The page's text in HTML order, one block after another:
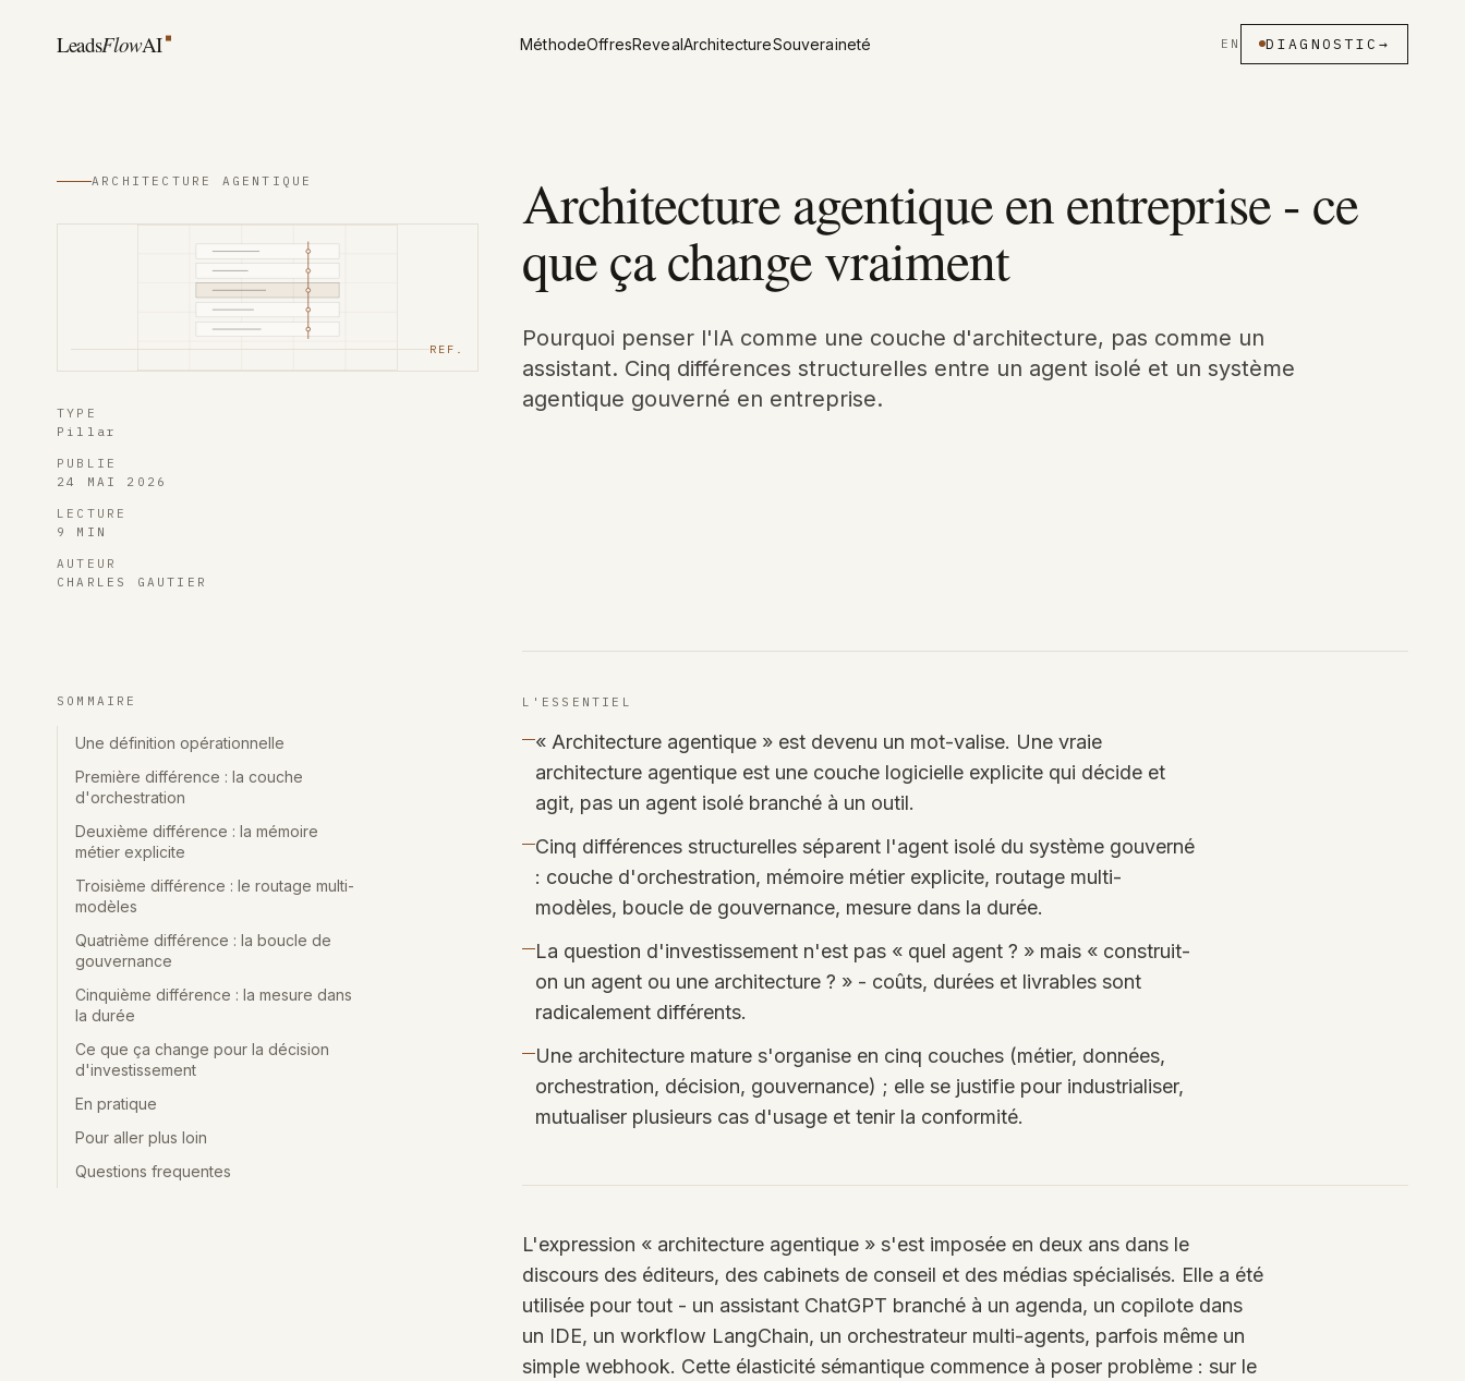
LeadsFlowAI MéthodeOffresRevealArchitectureSouveraineté EN DIAGNOSTIC →
ARCHITECTURE AGENTIQUE
REF.
TYPE
Pillar
PUBLIE
24 MAI 2026
LECTURE
9 MIN
AUTEUR
CHARLES GAUTIER
Architecture agentique en entreprise - ce
que ça change vraiment
Pourquoi penser l'IA comme une couche d'architecture, pas comme un
assistant. Cinq différences structurelles entre un agent isolé et un système
agentique gouverné en entreprise.
SOMMAIRE
Une définition opérationnelle
Première différence : la couche
d'orchestration
Deuxième différence : la mémoire
métier explicite
Troisième différence : le routage multi-
modèles
Quatrième différence : la boucle de
gouvernance
Cinquième différence : la mesure dans
la durée
Ce que ça change pour la décision
d'investissement
En pratique
Pour aller plus loin
Questions frequentes
L'ESSENTIEL
« Architecture agentique » est devenu un mot-valise. Une vraie
architecture agentique est une couche logicielle explicite qui décide et
agit, pas un agent isolé branché à un outil.
Cinq différences structurelles séparent l'agent isolé du système gouverné
: couche d'orchestration, mémoire métier explicite, routage multi-
modèles, boucle de gouvernance, mesure dans la durée.
La question d'investissement n'est pas « quel agent ? » mais « construit-
on un agent ou une architecture ? » - coûts, durées et livrables sont
radicalement différents.
Une architecture mature s'organise en cinq couches (métier, données,
orchestration, décision, gouvernance) ; elle se justifie pour industrialiser,
mutualiser plusieurs cas d'usage et tenir la conformité.
L'expression « architecture agentique » s'est imposée en deux ans dans le
discours des éditeurs, des cabinets de conseil et des médias spécialisés. Elle a été
utilisée pour tout - un assistant ChatGPT branché à un agenda, un copilote dans
un IDE, un workflow LangChain, un orchestrateur multi-agents, parfois même un
simple webhook. Cette élasticité sémantique commence à poser problème : sur le